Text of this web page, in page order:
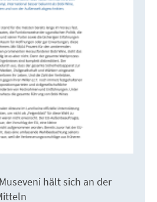
hält sich an der